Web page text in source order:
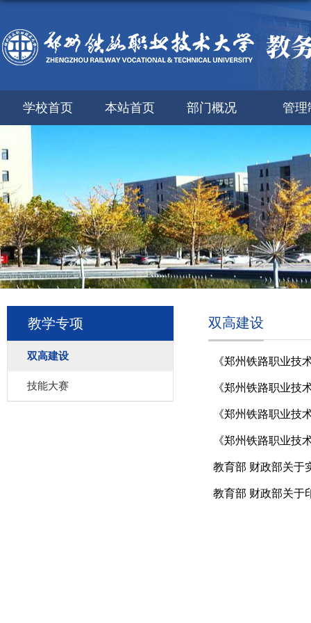
学校首页 本站首页 部门概况 管理
教学专项
双高建设
技能大赛
双高建设
《郑州铁路职业技
《郑州铁路职业技
《郑州铁路职业技
《郑州铁路职业技
教育部 财政部关于
教育部 财政部关于